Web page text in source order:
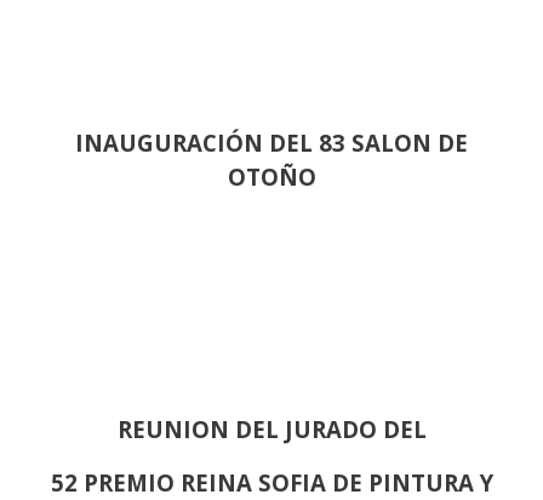
INAUGURACIÓN DEL 83 SALON DE
OTOÑO
REUNION DEL JURADO DEL
52 PREMIO REINA SOFIA DE PINTURA Y